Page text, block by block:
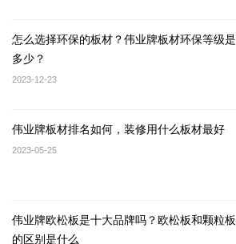
怎么选择环保的板材？伟业牌板材环保等级是
多少？
2023-12-23
伟业牌板材排名如何，装修用什么板材最好
2023-05-25
伟业牌欧松板是十大品牌吗？欧松板和颗粒板
的区别是什么